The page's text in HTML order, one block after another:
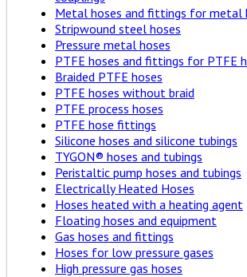
Metal hoses and fittings for metal
Stripwound steel hoses
Pressure metal hoses
PTFE hoses and fittings for PTFE
Braided PTFE hoses
PTFE hoses without braid
PTFE process hoses
PTFE hose fittings
Silicone hoses and silicone tubings
TYGON® hoses and tubings
Peristaltic pump hoses and tubings
Electrically Heated Hoses
Hoses heated with a heating agent
Floating hoses and equipment
Gas hoses and fittings
Hoses for low pressure gases
High pressure gas hoses